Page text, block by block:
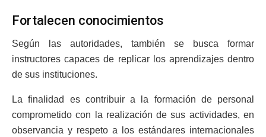
Fortalecen conocimientos
Según las autoridades, también se busca formar
instructores capaces de replicar los aprendizajes dentro
de sus instituciones.
La finalidad es contribuir a la formación de personal
comprometido con la realización de sus actividades, en
observancia y respeto a los estándares internacionales